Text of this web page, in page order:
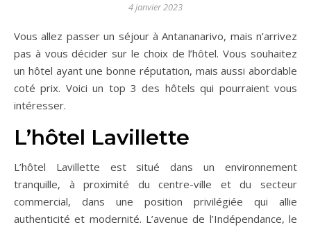
4 janvier 2023
Vous allez passer un séjour à Antananarivo, mais n’arrivez
pas à vous décider sur le choix de l’hôtel. Vous souhaitez
un hôtel ayant une bonne réputation, mais aussi abordable
coté prix. Voici un top 3 des hôtels qui pourraient vous
intéresser.
L’hôtel Lavillette
L’hôtel Lavillette est situé dans un environnement
tranquille, à proximité du centre-ville et du secteur
commercial, dans une position privilégiée qui allie
authenticité et modernité. L’avenue de l’Indépendance, le